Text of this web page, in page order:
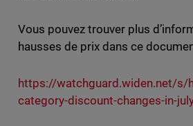
Vous pouvez trouver plus
hausses de prix dans ce
https://watchguard.widen.net/s/
category-discount-changes-in-